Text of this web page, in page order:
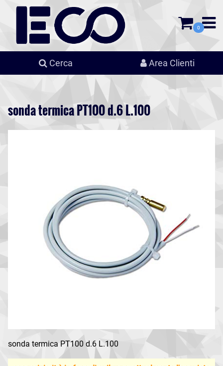
0
Cerca Area Clienti
sonda termica PT100 d.6 L.100
sonda termica PT100 d.6 L.100